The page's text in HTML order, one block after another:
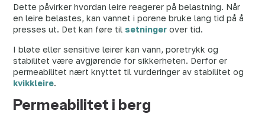
Dette påvirker hvordan leire reagerer på belastning. Når
en leire belastes, kan vannet i porene bruke lang tid på å
presses ut. Det kan føre til setninger over tid.
I bløte eller sensitive leirer kan vann, poretrykk og
stabilitet være avgjørende for sikkerheten. Derfor er
permeabilitet nært knyttet til vurderinger av stabilitet og
kvikkleire.
Permeabilitet i berg